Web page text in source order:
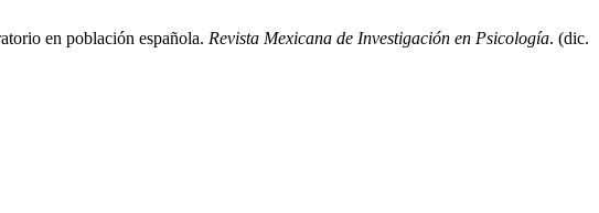
en población española. Revista Mexicana de Investigación en Psicología. (dic.